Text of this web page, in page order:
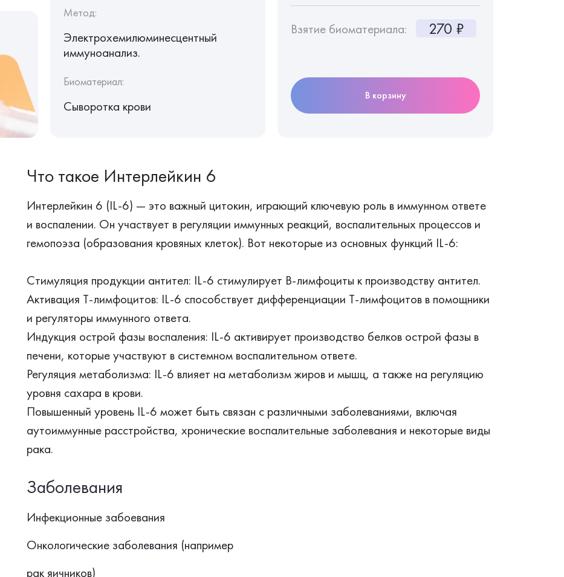
Метод:
Электрохемилюминесцентный
иммуноанализ.
Биоматериал:
Сыворотка крови
Взятие биоматериала: 270 ₽
В корзину
Что такое Интерлейкин 6
Интерлейкин 6 (IL-6) — это важный цитокин, играющий ключевую роль в иммунном ответе
и воспалении. Он участвует в регуляции иммунных реакций, воспалительных процессов и
гемопоэза (образования кровяных клеток). Вот некоторые из основных функций IL-6:
Стимуляция продукции антител: IL-6 стимулирует В-лимфоциты к производству антител.
Активация Т-лимфоцитов: IL-6 способствует дифференциации Т-лимфоцитов в помощники
и регуляторы иммунного ответа.
Индукция острой фазы воспаления: IL-6 активирует производство белков острой фазы в
печени, которые участвуют в системном воспалительном ответе.
Регуляция метаболизма: IL-6 влияет на метаболизм жиров и мышц, а также на регуляцию
уровня сахара в крови.
Повышенный уровень IL-6 может быть связан с различными заболеваниями, включая
аутоиммунные расстройства, хронические воспалительные заболевания и некоторые виды
рака.
Заболевания
Инфекционные забоевания
Онкологические заболевания (например
рак яичников)